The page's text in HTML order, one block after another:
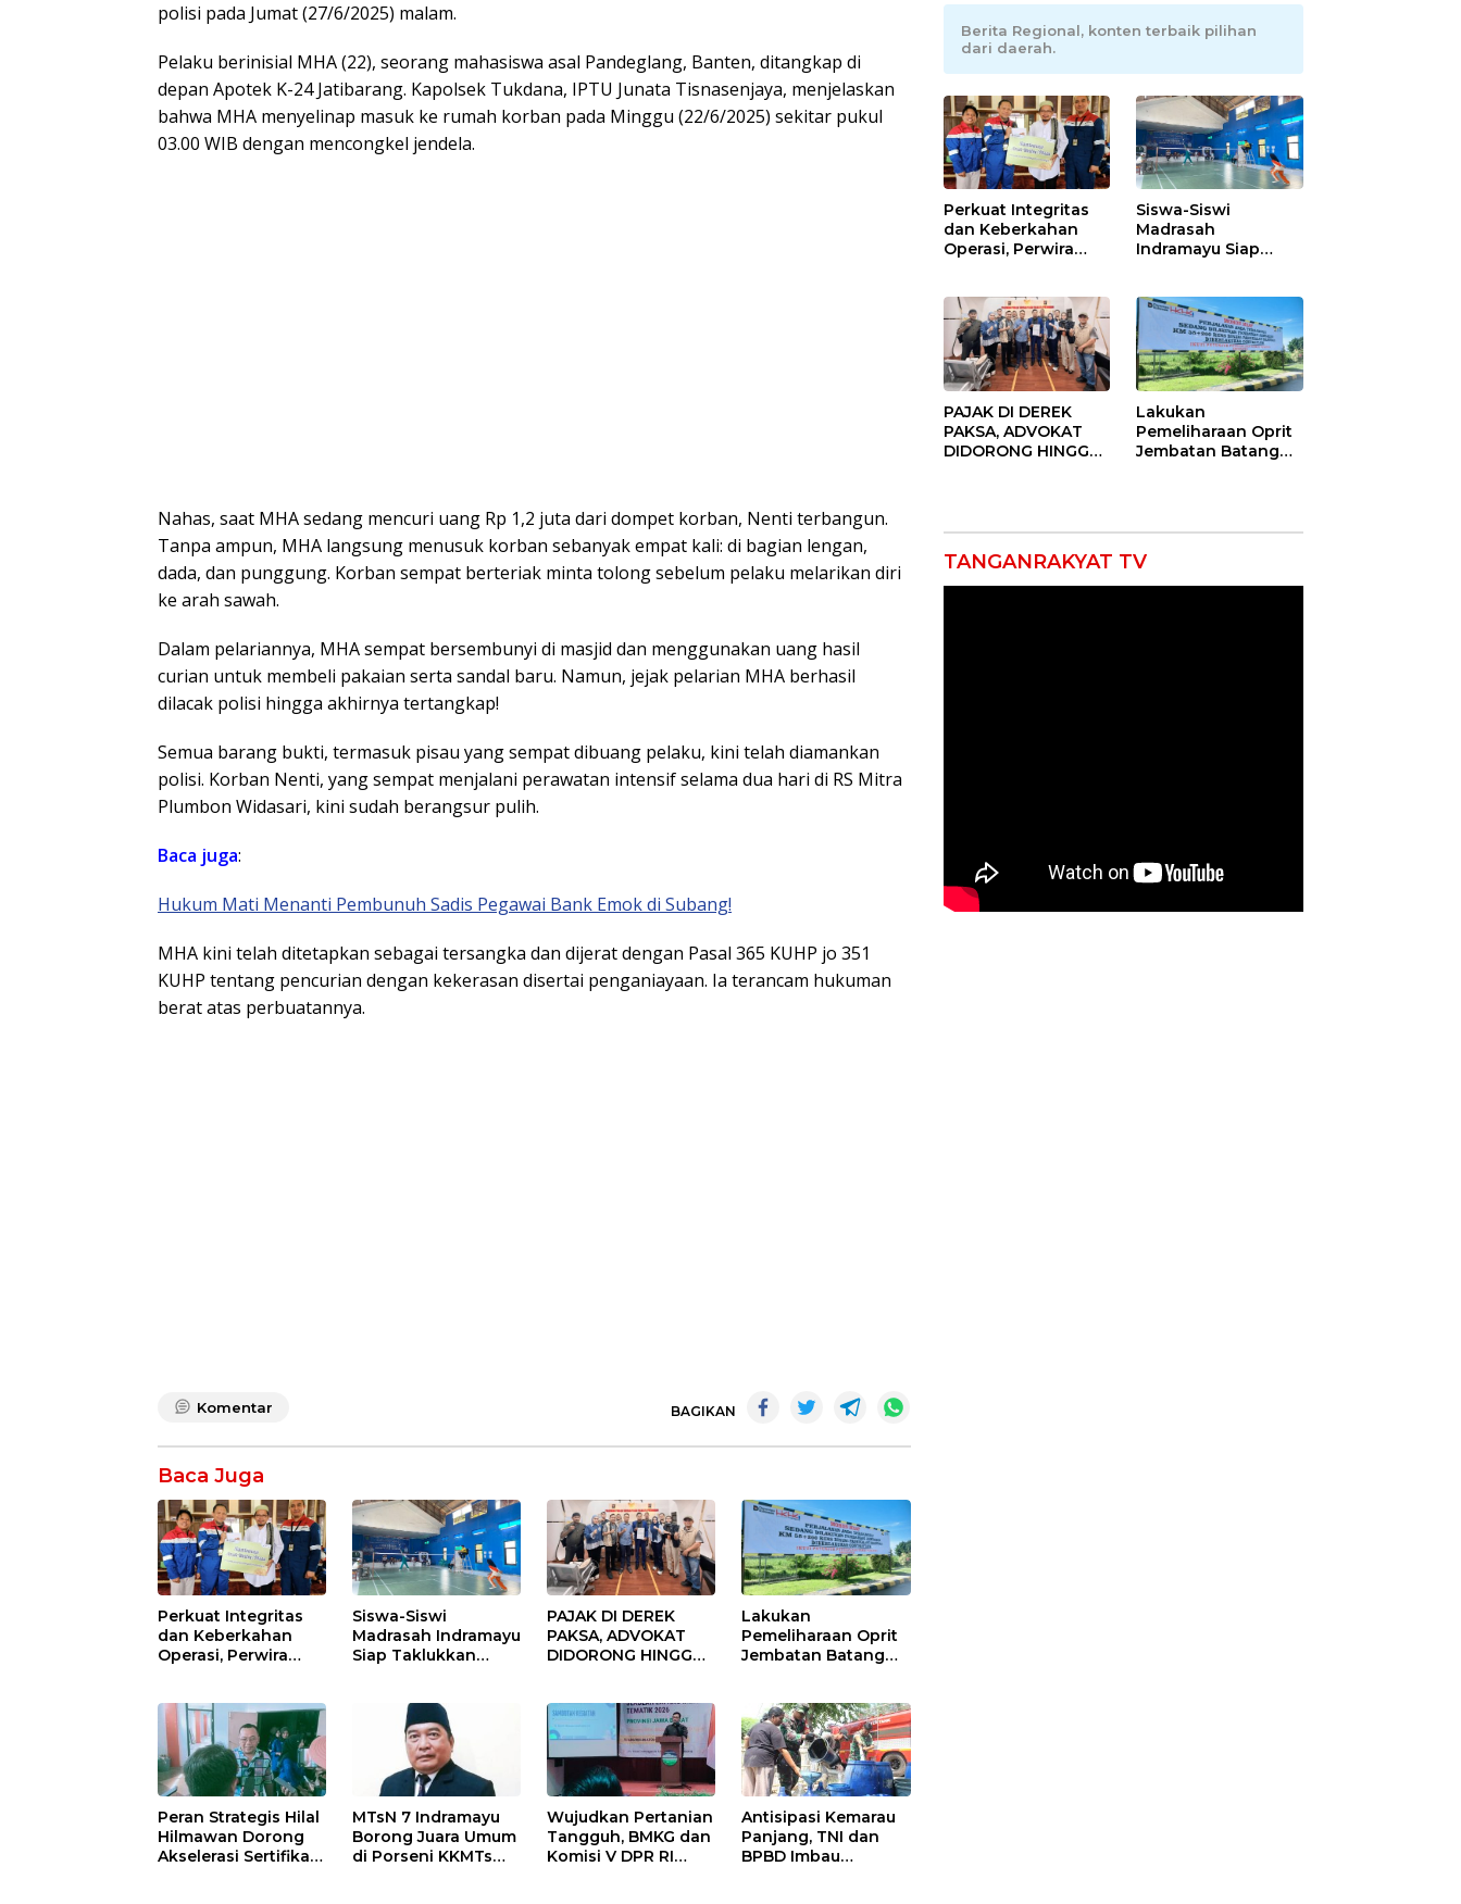
polisi pada Jumat (27/6/2025) malam.
Pelaku berinisial MHA (22), seorang mahasiswa asal Pandeglang, Banten, ditangkap di
depan Apotek K-24 Jatibarang. Kapolsek Tukdana, IPTU Junata Tisnasenjaya, menjelaskan
bahwa MHA menyelinap masuk ke rumah korban pada Minggu (22/6/2025) sekitar pukul
03.00 WIB dengan mencongkel jendela.
Nahas, saat MHA sedang mencuri uang Rp 1,2 juta dari dompet korban, Nenti terbangun.
Tanpa ampun, MHA langsung menusuk korban sebanyak empat kali: di bagian lengan,
dada, dan punggung. Korban sempat berteriak minta tolong sebelum pelaku melarikan diri
ke arah sawah.
Dalam pelariannya, MHA sempat bersembunyi di masjid dan menggunakan uang hasil
curian untuk membeli pakaian serta sandal baru. Namun, jejak pelarian MHA berhasil
dilacak polisi hingga akhirnya tertangkap!
Semua barang bukti, termasuk pisau yang sempat dibuang pelaku, kini telah diamankan
polisi. Korban Nenti, yang sempat menjalani perawatan intensif selama dua hari di RS Mitra
Plumbon Widasari, kini sudah berangsur pulih.
Baca juga:
Hukum Mati Menanti Pembunuh Sadis Pegawai Bank Emok di Subang!
MHA kini telah ditetapkan sebagai tersangka dan dijerat dengan Pasal 365 KUHP jo 351
KUHP tentang pencurian dengan kekerasan disertai penganiayaan. Ia terancam hukuman
berat atas perbuatannya.
Komentar BAGIKAN
Baca Juga
Perkuat Integritas
dan Keberkahan
Operasi, Perwira
Siswa-Siswi
Madrasah Indramayu
Siap Taklukkan
PAJAK DI DEREK
PAKSA, ADVOKAT
DIDORONG HINGGA
Advokat Riau
Ngamuk Kepung
Polresta Pekanbaru!
Lakukan
Pemeliharaan Oprit
Jembatan Batang
Contraflow di KM 55
Tol Binjai–Langsa
Peran Strategis Hilal
Hilmawan Dorong
Akselerasi Sertifikasi
MTsN 7 Indramayu
Borong Juara Umum
di Porseni KKMTs
Wujudkan Pertanian
Tangguh, BMKG dan
Komisi V DPR RI
Antisipasi Kemarau
Panjang, TNI dan
BPBD Imbau
Berita Regional, konten terbaik pilihan
dari daerah.
Perkuat Integritas
dan Keberkahan
Operasi, Perwira
Siswa-Siswi
Madrasah
Indramayu Siap
Provinsi 2026
PAJAK DI DEREK
PAKSA, ADVOKAT
DIDORONG HINGGA
Ngamuk Kepung
Lakukan
Pemeliharaan Oprit
Jembatan Batang
Tol Binjai–Langsa
TANGANRAKYAT TV